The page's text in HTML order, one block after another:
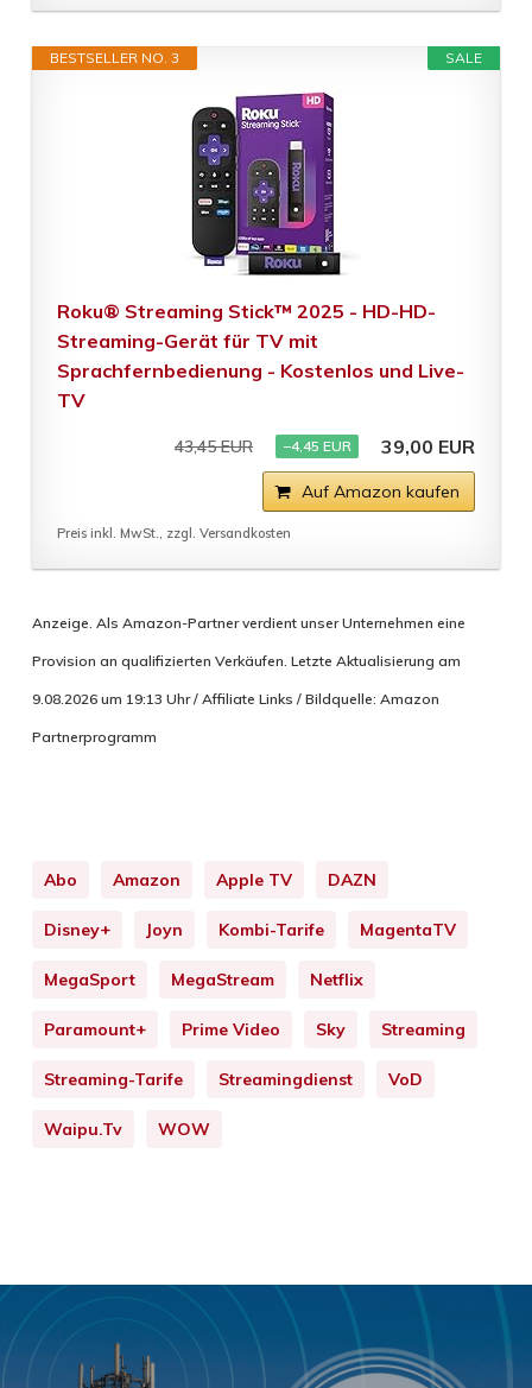
SALE
BESTSELLER NO. 3
Roku® Streaming Stick™ 2025 - HD-HD-
Streaming-Gerät für TV mit
Sprachfernbedienung - Kostenlos und Live-
TV
43,45 EUR −4,45 EUR 39,00 EUR
Auf Amazon kaufen
Preis inkl. MwSt., zzgl. Versandkosten
Anzeige. Als Amazon-Partner verdient unser Unternehmen eine
Provision an qualifizierten Verkäufen. Letzte Aktualisierung am
9.08.2026 um 19:13 Uhr / Affiliate Links / Bildquelle: Amazon
Partnerprogramm
Abo Amazon Apple TV DAZN
Disney+ Joyn Kombi-Tarife MagentaTV
MegaSport MegaStream Netflix
Paramount+ Prime Video Sky Streaming
Streaming-Tarife Streamingdienst VoD
Waipu.tv WOW